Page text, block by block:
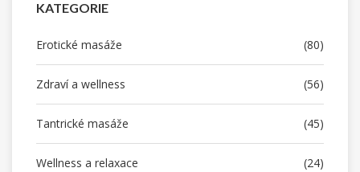
KATEGORIE
Erotické masáže (80)
Zdraví a wellness (56)
Tantrické masáže (45)
Wellness a relaxace (24)